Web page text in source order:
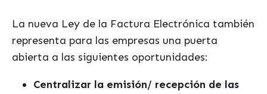
La nueva Ley de la Factura Electrónica también
representa para las empresas una puerta
abierta a las siguientes oportunidades:
Centralizar la emisión/ recepción de las